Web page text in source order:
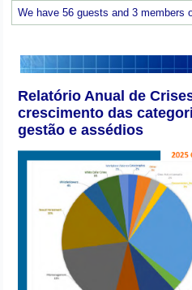
We have 56 guests and 3 members
Relatório Anual de
crescimento das
gestão e assédios